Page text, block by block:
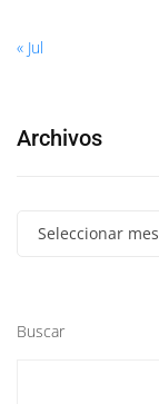
« Jul
Archivos
Seleccionar mes
Buscar